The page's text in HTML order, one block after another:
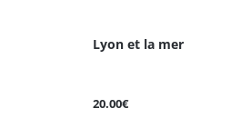
Lyon et la mer
20.00€